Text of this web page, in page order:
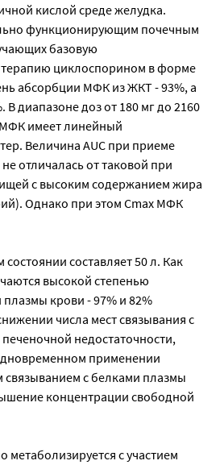
кислой среде желудка.
функционирующим почечным
базовую
циклоспорином в форме
абсорбции МФК из ЖКТ - 93%, а
В диапазоне доз от 180 мг до 2160
имеет линейный
Величина AUC при приеме
отличалась от таковой при
с высоким содержанием жира
Однако при этом Cmax МФК
составляет 50 л. Как
высокой степенью
крови - 97% и 82%
числа мест связывания с
недостаточности,
применении
связыванием с белками плазмы
концентрации свободной
с участием